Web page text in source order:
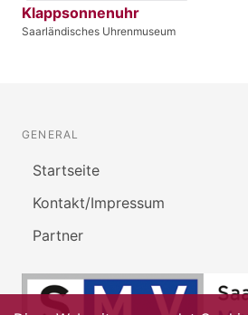
Klappsonnenuhr
Saarländisches Uhrenmuseum
GENERAL
Startseite
Kontakt/Impressum
Partner